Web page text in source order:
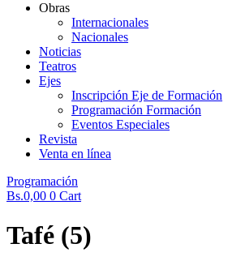
Obras
Internacionales
Nacionales
Noticias
Teatros
Ejes
Inscripción Eje de Formación
Programación Formación
Eventos Especiales
Revista
Venta en línea
Programación
Bs.0,00 0 Cart
Tafé (5)